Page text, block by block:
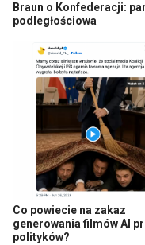
Braun o Konfederacji:
podległościowa
Co powiecie na zakaz
generowania filmów AI
polityków?